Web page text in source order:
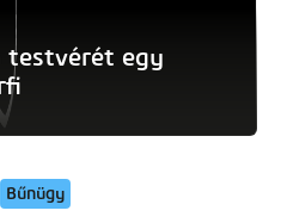
testvérét egy
Bűnügy